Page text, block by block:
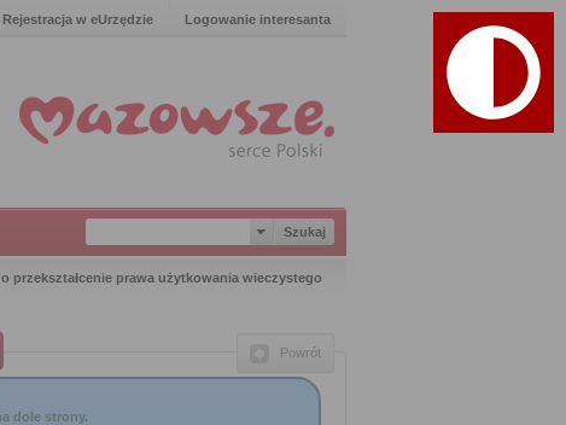
Rejestracja w eUrzędzie Logowanie interesanta
przekształcenie prawa użytkowania wieczystego
Powrót
dole strony.